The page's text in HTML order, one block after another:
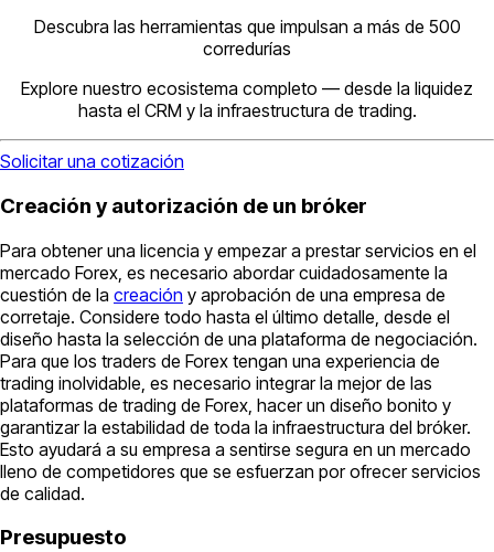
Descubra las herramientas que impulsan a más de 500
corredurías
Explore nuestro ecosistema completo — desde la liquidez
hasta el CRM y la infraestructura de trading.
Solicitar una cotización
Creación y autorización de un bróker
Para obtener una licencia y empezar a prestar servicios en el
mercado Forex, es necesario abordar cuidadosamente la
cuestión de la creación y aprobación de una empresa de
corretaje. Considere todo hasta el último detalle, desde el
diseño hasta la selección de una plataforma de negociación.
Para que los traders de Forex tengan una experiencia de
trading inolvidable, es necesario integrar la mejor de las
plataformas de trading de Forex, hacer un diseño bonito y
garantizar la estabilidad de toda la infraestructura del bróker.
Esto ayudará a su empresa a sentirse segura en un mercado
lleno de competidores que se esfuerzan por ofrecer servicios
de calidad.
Presupuesto